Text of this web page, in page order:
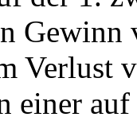
Gewinn
Verlust
einer